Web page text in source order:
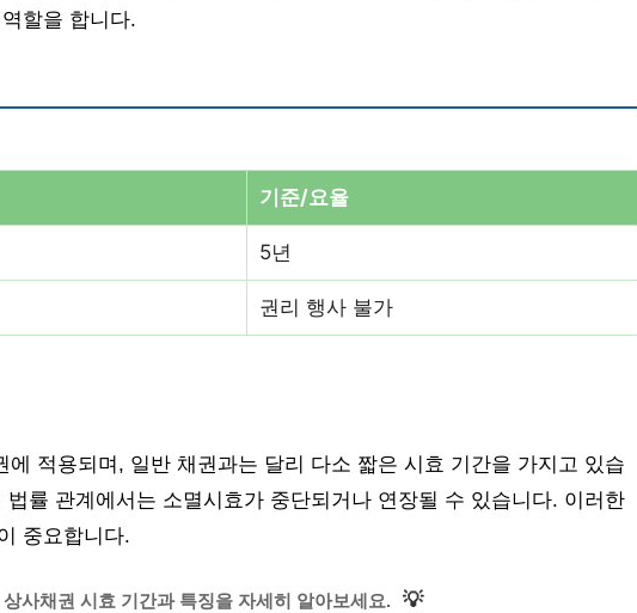
할을 합니다.
기준/요율
5년
권리 행사 불가
에 적용되며, 일반 채권과는 달리 다소 짧은 시효 기간을 가지고 있습
률 관계에서는 소멸시효가 중단되거나 연장될 수 있습니다. 이러한
중요합니다.
상사채권 시효 기간과 특징을 자세히 알아보세요. 💡